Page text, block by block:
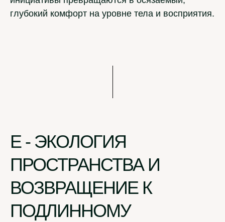
глубокий комфорт на уровне тела и восприятия.
E - ЭКОЛОГИЯ
ПРОСТРАНСТВА И
ВОЗВРАЩЕНИЕ К
ПОДЛИННОМУ